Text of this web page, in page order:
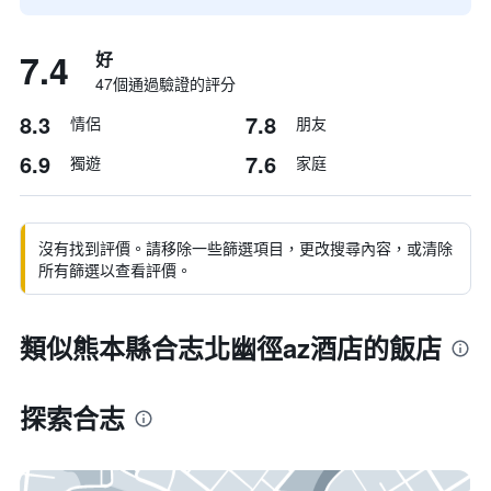
7.4 好
47個通過驗證的評分
8.3 情侶 7.8 朋友
6.9 獨遊 7.6 家庭
沒有找到評價。請移除一些篩選項目，更改搜尋內容，或清除
所有篩選以查看評價。
類似熊本縣合志北幽徑az酒店的飯店
探索合志